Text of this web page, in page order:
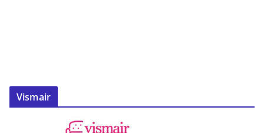
Vismair